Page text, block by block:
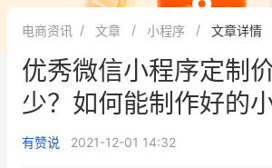
面对面聊增长
新零售大会 新零售茶会
电商资讯 文章 小程序 文章详情
优秀微信小程序定制
少？如何能制作好的
有赞说 2021-12-01 14:32